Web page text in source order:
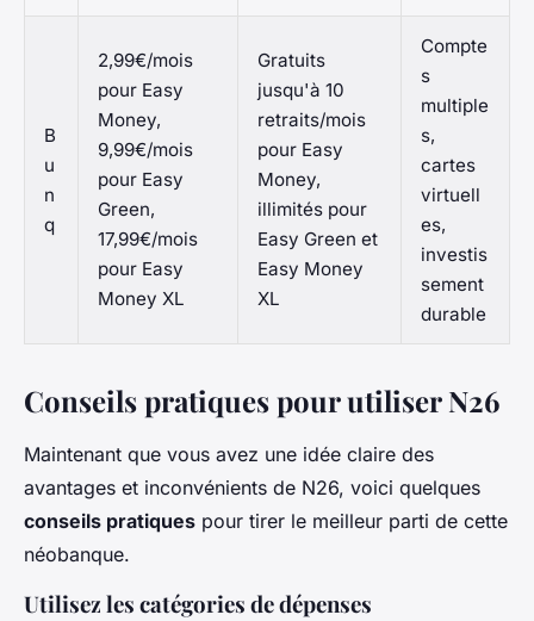
B
u
n
q
2,99€/mois
pour Easy
Money,
9,99€/mois
pour Easy
Green,
17,99€/mois
pour Easy
Money XL
Gratuits
jusqu'à 10
retraits/mois
pour Easy
Money,
illimités pour
Easy Green et
Easy Money
XL
Compte
s
multiple
s,
cartes
virtuell
es,
investis
sement
durable
Conseils pratiques pour utiliser N26
Maintenant que vous avez une idée claire des
avantages et inconvénients de N26, voici quelques
conseils pratiques pour tirer le meilleur parti de cette
néobanque.
Utilisez les catégories de dépenses